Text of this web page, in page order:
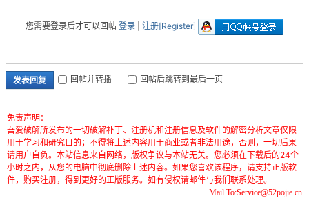
您需要登录后才可以回帖 登录 注册[Register]
发表回复 回帖并转播 回帖后跳转到最后一页
免责声明：
吾爱破解所发布的一切破解补丁、注册机和注册信息及软件的解密分析文章仅限
用于学习和研究目的；不得将上述内容用于商业或者非法用途，否则，一切后果
请用户自负。本站信息来自网络，版权争议与本站无关。您必须在下载后的24个
小时之内，从您的电脑中彻底删除上述内容。如果您喜欢该程序，请支持正版软
件，购买注册，得到更好的正版服务。如有侵权请邮件与我们联系处理。
Mail To:Service@52pojie.cn